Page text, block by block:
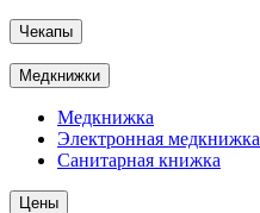
Чекапы
Медкнижки
Медкнижка
Электронная медкнижка
Санитарная книжка
Цены